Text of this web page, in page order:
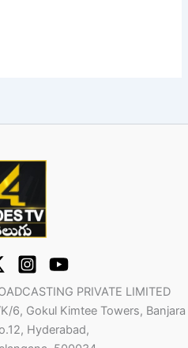
PRIVATE LIMITED
6, Gokul Kimtee Towers, Banjara
Hyderabad,